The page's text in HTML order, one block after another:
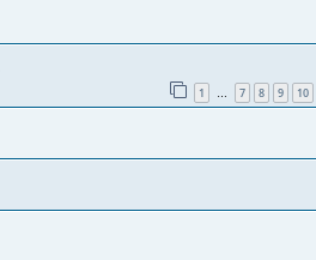
1 … 7 8 9 10